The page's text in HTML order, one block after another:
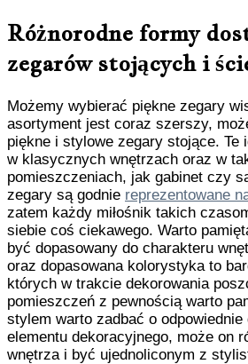
Różnorodne formy
zegarów stojących i
Możemy wybierać piękne zegary
asortyment jest coraz szerszy,
piękne i stylowe zegary stojące. Te
w klasycznych wnętrzach oraz w
pomieszczeniach, jak gabinet czy
zegary są godnie reprezentowane
zatem każdy miłośnik takich
siebie coś ciekawego. Warto
być dopasowany do charakteru
oraz dopasowana kolorystyka to
których w trakcie dekorowania
pomieszczeń z pewnością warto
stylem warto zadbać o odpowiednie
elementu dekoracyjnego, może on
wnętrza i być ujednoliconym z